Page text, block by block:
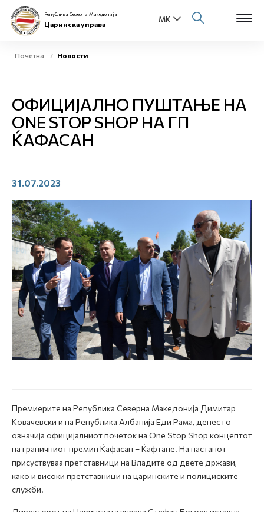
Open
Физички лица
Бизнис заедница
Медиа центар
Контакт
Е-Весник
Република Северна Македонија
Царинска управа
Почетна Новости
ОФИЦИЈАЛНО ПУШТАЊЕ НА
ONE STOP SHOP НА ГП
ЌАФАСАН
31.07.2023
Премиерите на Република Северна Македонија Димитар
Ковачевски и на Република Албанија Еди Рама, денес го
означија официјалниот почеток на One Stop Shop концептот
на граничниот премин Ќафасан – Ќафтане. На настанот
присуствуваа претставници на Владите од двете држави,
како и високи претставници на царинските и полициските
служби.